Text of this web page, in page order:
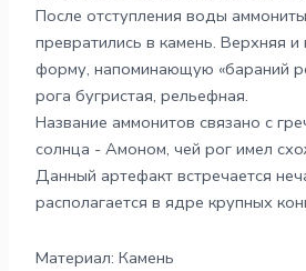
После отступления воды
превратились в камень. Верхняя
форму, напоминающую «бараний
рога бугристая, рельефная.
Название аммонитов связано с
солнца - Амоном, чей рог имел
Данный артефакт встречается
располагается в ядре крупных
Материал: Камень